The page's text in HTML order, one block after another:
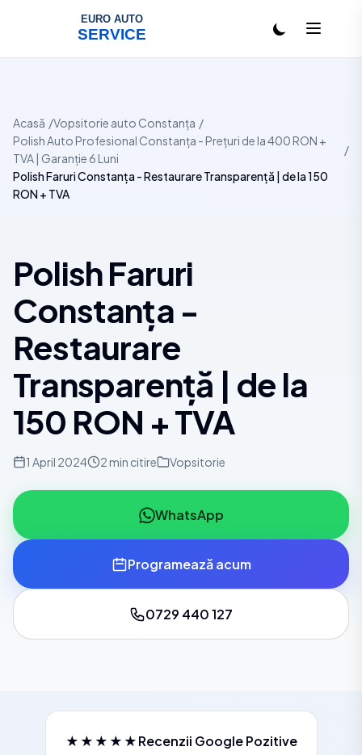
Acasă
Vopsitorie auto Constanța
Polish Auto Profesional Constanța - Prețuri de la 400 RON +
TVA | Garanție 6 Luni
Polish Faruri Constanța - Restaurare Transparență | de la 150
RON + TVA
Polish Faruri
Constanța -
Restaurare
Transparență | de la
150 RON + TVA
1 April 2024 2 min citire Vopsitorie
WhatsApp
Programează acum
0729 440 127
★★★★★Recenzii Google Pozitive